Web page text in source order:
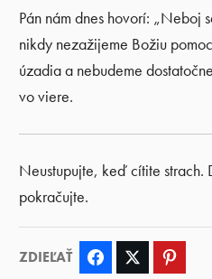
Pán nám dnes hovorí: „Neboj
nikdy nezažijeme Božiu
úzadia a nebudeme
vo viere.
Neustupujte, keď cítite strach.
pokračujte.
ZDIEĽAŤ Facebook Twitter